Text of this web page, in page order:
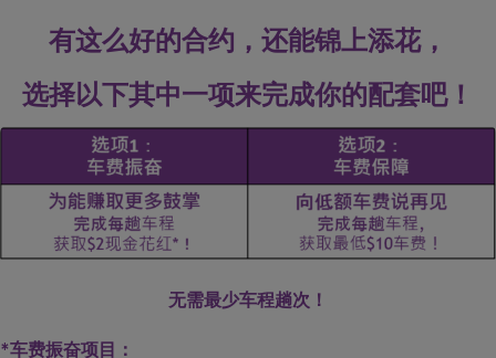
有这么好的合约，还能锦上添花，
选择以下其中一项来完成你的配套吧！
无需最少车程趟次！
*车费振奋项目：